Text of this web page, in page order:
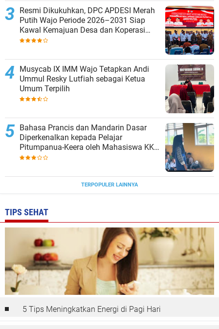
Resmi Dikukuhkan, DPC APDESI Merah
Putih Wajo Periode 2026–2031 Siap
Kawal Kemajuan Desa dan Koperasi
Merah Putih
Musycab IX IMM Wajo Tetapkan Andi
Ummul Resky Lutfiah sebagai Ketua
Umum Terpilih
Bahasa Prancis dan Mandarin Dasar
Diperkenalkan kepada Pelajar
Pitumpanua-Keera oleh Mahasiswa KKN
Unhas di Wajo
TERPOPULER LAINNYA
TIPS SEHAT
5 Tips Meningkatkan Energi di Pagi Hari